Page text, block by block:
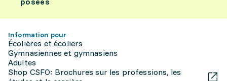
Information pour
Écolières et écoliers
Gymnasiennes et gymnasiens
Adultes
Shop CSFO: Brochures sur les professions, les